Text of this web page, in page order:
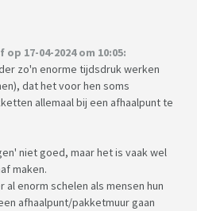
17-04-2024 om 10:05:
zo'n enorme tijdsdruk werken
dat het voor hen soms
allemaal bij een afhaalpunt te
niet goed, maar het is vaak wel
maken.
enorm schelen als mensen hun
afhaalpunt/pakketmuur gaan